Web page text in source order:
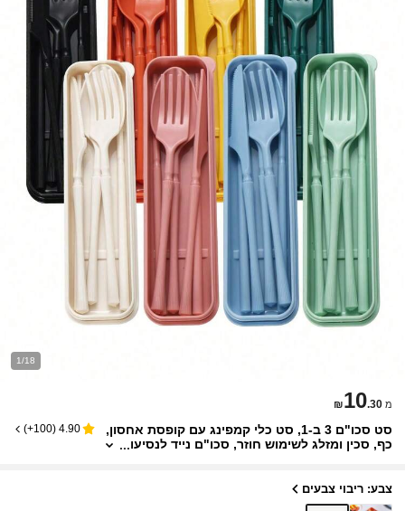
1/18
מ ₪10.30
סט סכו"ם 3 ב-1, סט כלי קמפינג עם קופסת אחסון,
כף, סכין ומזלג לשימוש חוזר, סכו"ם נייד לנסיעו
טבח, חיוני לחזרה לבית הספר
4.90
(
100+
)
צבע: ריבוי צבעים